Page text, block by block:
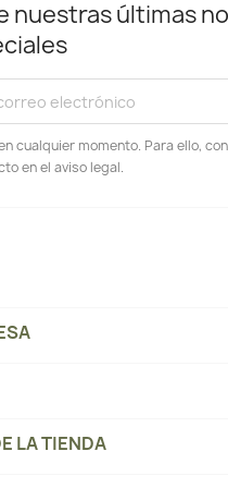
nuestras últimas
cualquier momento. Para ello,
en el aviso legal.
LA TIENDA